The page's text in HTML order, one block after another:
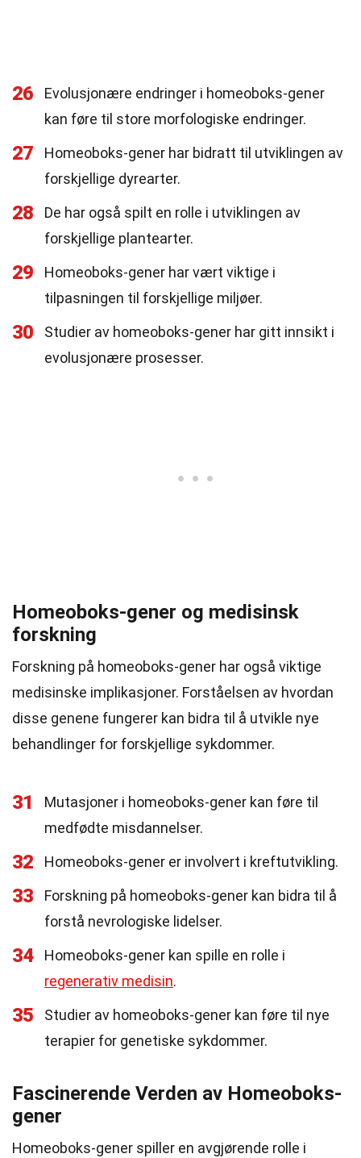
26
Evolusjonære endringer i homeoboks-gener
kan føre til store morfologiske endringer.
27
Homeoboks-gener har bidratt til utviklingen av
forskjellige dyrearter.
28
De har også spilt en rolle i utviklingen av
forskjellige plantearter.
29
Homeoboks-gener har vært viktige i
tilpasningen til forskjellige miljøer.
30
Studier av homeoboks-gener har gitt innsikt i
evolusjonære prosesser.
Homeoboks-gener og medisinsk
forskning
Forskning på homeoboks-gener har også viktige
medisinske implikasjoner. Forståelsen av hvordan
disse genene fungerer kan bidra til å utvikle nye
behandlinger for forskjellige sykdommer.
31
Mutasjoner i homeoboks-gener kan føre til
medfødte misdannelser.
32 Homeoboks-gener er involvert i kreftutvikling.
33
Forskning på homeoboks-gener kan bidra til å
forstå nevrologiske lidelser.
34
Homeoboks-gener kan spille en rolle i
regenerativ medisin.
35
Studier av homeoboks-gener kan føre til nye
terapier for genetiske sykdommer.
Fascinerende Verden av Homeoboks-
gener
Homeoboks-gener spiller en avgjørende rolle i